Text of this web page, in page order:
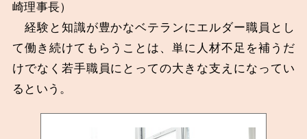
崎理事長）
経験と知識が豊かなベテランにエルダー職員とし
て働き続けてもらうことは、単に人材不足を補うだ
けでなく若手職員にとっての大きな支えになってい
るという。